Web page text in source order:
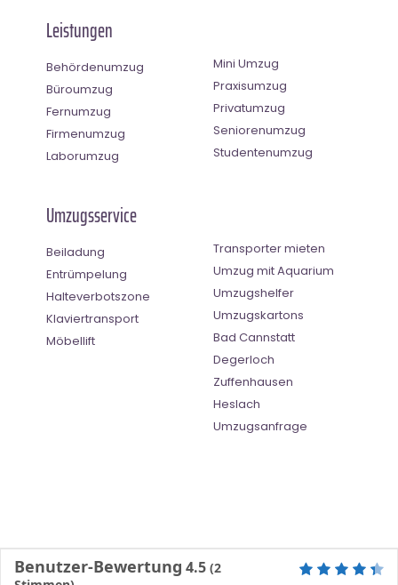
Leistungen
Behördenumzug
Büroumzug
Fernumzug
Firmenumzug
Laborumzug
Mini Umzug
Praxisumzug
Privatumzug
Seniorenumzug
Studentenumzug
Umzugsservice
Beiladung
Entrümpelung
Halteverbotszone
Klaviertransport
Möbellift
Transporter mieten
Umzug mit Aquarium
Umzugshelfer
Umzugskartons
Bad Cannstatt
Degerloch
Zuffenhausen
Heslach
Umzugsanfrage
Benutzer-Bewertung 4.5 (2